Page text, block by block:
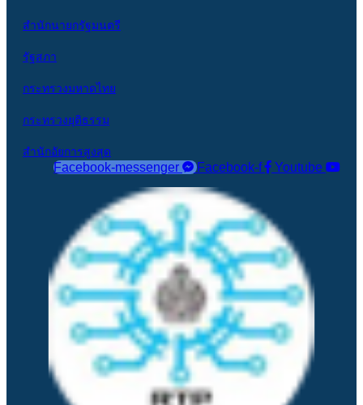
สำนักนายกรัฐมนตรี
รัฐสภา
กระทรวงมหาดไทย
กระทรวงยุติธรรม
สำนักอัยการสูงสุด
Facebook-messenger Facebook-f Youtube